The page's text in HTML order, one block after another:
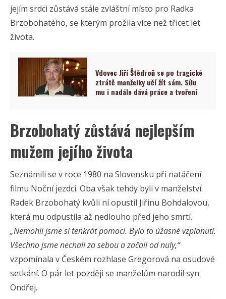
jejím srdci zůstává stále zvláštní místo pro Radka
Brzobohatého, se kterým prožila více než třicet let
života.
Vdovec Jiří Štědroň se po tragické
ztrátě manželky učí žít sám. Sílu
mu i nadále dává práce a tvoření
Brzobohatý zůstává nejlepším
mužem jejího života
Seznámili se v roce 1980 na Slovensku při natáčení
filmu Noční jezdci. Oba však tehdy byli v manželství.
Radek Brzobohatý kvůli ní opustil Jiřinu Bohdalovou,
která mu odpustila až nedlouho před jeho smrtí.
„Nemohli jsme si tenkrát pomoci. Bylo to úžasné vzplanutí.
Všechno jsme nechali za sebou a začali od nuly,“
vzpomínala v Českém rozhlase Gregorová na osudové
setkání. O pár let později se manželům narodil syn
Ondřej.